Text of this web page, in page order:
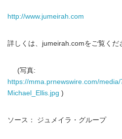
http://www.jumeirah.com
詳しくは、jumeirah.comをご覧くだ
(写真:
https://mma.prnewswire.com/
Michael_Ellis.jpg )
ソース： ジュメイラ・グループ